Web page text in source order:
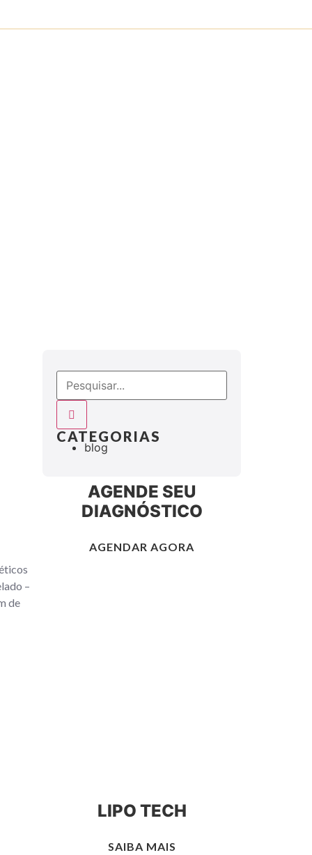
–
de
CATEGORIAS
blog
AGENDE SEU
DIAGNÓSTICO
AGENDAR AGORA
LIPO TECH
SAIBA MAIS